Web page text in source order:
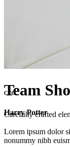
Team
Carefully crafted
CEO
Harry Potter
Lorem ipsum dolor
nonummy nibh